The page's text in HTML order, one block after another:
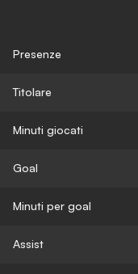
Presenze
Titolare
Minuti giocati
Goal
Minuti per goal
Assist